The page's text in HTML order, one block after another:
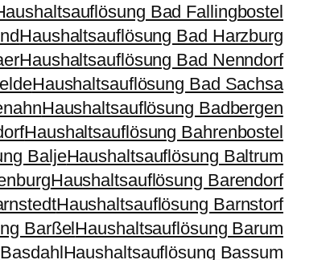
Bad Fallingbostel
Haushaltsauflösung Bad Harzburg
Haushaltsauflösung Bad Nenndorf
Haushaltsauflösung Bad Sachsa
Haushaltsauflösung Badbergen
Haushaltsauflösung Bahrenbostel
BaljeHaushaltsauflösung Baltrum
Haushaltsauflösung Barendorf
Haushaltsauflösung Barnstorf
BarßelHaushaltsauflösung Barum
Haushaltsauflösung Bassum